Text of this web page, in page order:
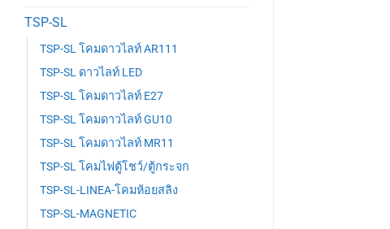
TSP-SL
TSP-SL โคมดาวไลท์ AR111
TSP-SL ดาวไลท์ LED
TSP-SL โคมดาวไลท์ E27
TSP-SL โคมดาวไลท์ GU10
TSP-SL โคมดาวไลท์ MR11
TSP-SL โคมไฟตู้โชว์/ตู้กระจก
TSP-SL-LINEA-โคมห้อยสลิง
TSP-SL-MAGNETIC